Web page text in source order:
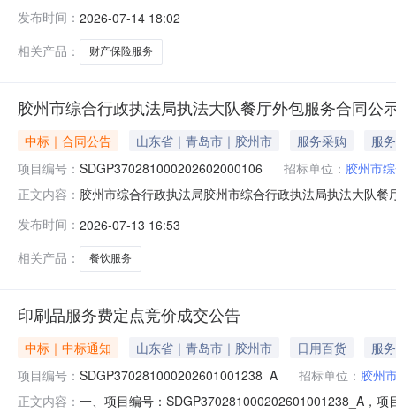
方）：中路财产保险股份有限公司青岛分公司地址：山
发布时间： 2026-07-14 18:02
相关产品：
财产保险服务
胶州市综合行政执法局执法大队餐厅外包服务合同公
中标｜合同公告 山东省｜青岛市｜胶州市 服务采购
服务
项目编号： SDGP370281000202602000106 招标单位： 胶州市
正文内容： 胶州市综合行政执法局胶州市综合行政执法局执法大队
地址：胶州市北京路2号联系方式：82288831供应商（
发布时间： 2026-07-13 16:53
相关产品：
餐饮服务
印刷品服务费定点竞价成交公告
中标｜中标通知 山东省｜青岛市｜胶州市 日用百货
服务
项目编号： SDGP370281000202601001238_A 招标单位： 胶州
正文内容： 一、项目编号：SDGP370281000202601001238_A，